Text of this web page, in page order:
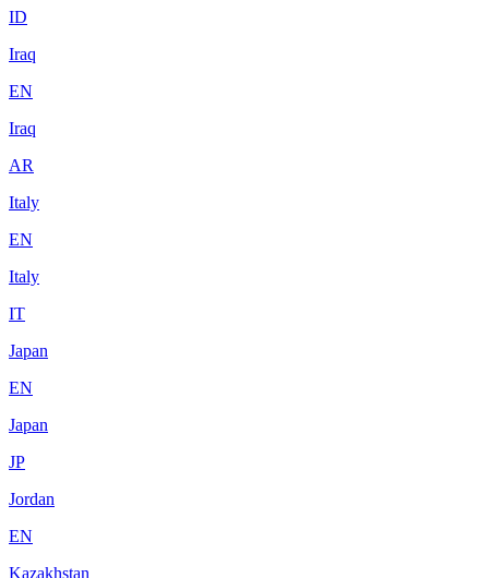
ID
Iraq
EN
Iraq
AR
Italy
EN
Italy
IT
Japan
EN
Japan
JP
Jordan
EN
Kazakhstan